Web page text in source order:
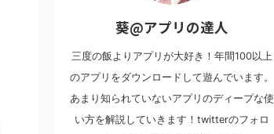
葵@アプリの達人
三度の飯よりアプリが大好き！年間100以上
のアプリをダウンロードして遊んでいます。
あまり知られていないアプリのディープな使
い方を解説していきます！twitterのフォロ